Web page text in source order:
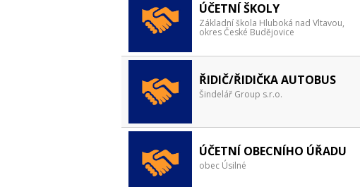
ÚČETNÍ ŠKOLY
Základní škola Hluboká nad Vltavou,
okres České Budějovice
ŘIDIČ/ŘIDIČKA AUTOBUS
Šindelář Group s.r.o.
ÚČETNÍ OBECNÍHO ÚŘADU
obec Úsilné